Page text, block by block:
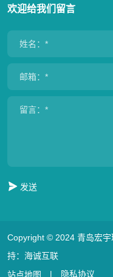
欢迎给我们留言
发送
Copyright © 2024 青岛宏
持：海诚互联
站点地图
| 隐私协议